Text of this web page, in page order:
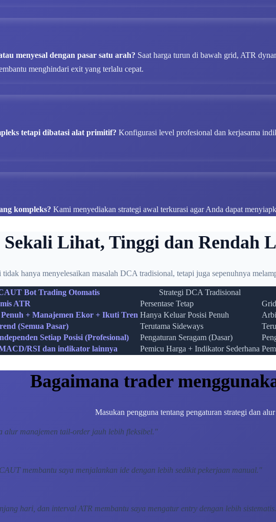
menyesal dengan pasar satu arah? Saat harga turun di bawah grid, ATR
menghindari exit yang terlalu cepat.
tetapi dibatasi alat primitif? Konfigurasi level profesional dan kerjasama
kompleks? Kami menyediakan strategi awal terkurasi agar Anda dapat
Sekali Lihat, Tinggi dan Rendah
tidak hanya menyelesaikan masalah DCA tradisional, tetapi juga sepenuhnya
Bot Trading Otomatis Strategi DCA Tradisional
ATR Persentase Tetap
+ Manajemen Ekor + Ikuti Tren Hanya Keluar Posisi Penuh
(Semua Pasar) Terutama Sideways
Setiap Posisi (Profesional) Pengaturan Seragam (Dasar)
RSI dan indikator lainnya Pemicu Harga + Indikator Sederhana
Bagaimana trader
Masukan pengguna tentang pengaturan strategi dan
alur manajemen tail-order jauh lebih fleksibel."
membantu saya menjalankan ide dengan lebih sedikit pekerjaan manual."
hari, dan interval ATR membantu saya mengatur entry dengan lebih sistematis.